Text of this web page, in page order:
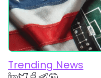
Trending News